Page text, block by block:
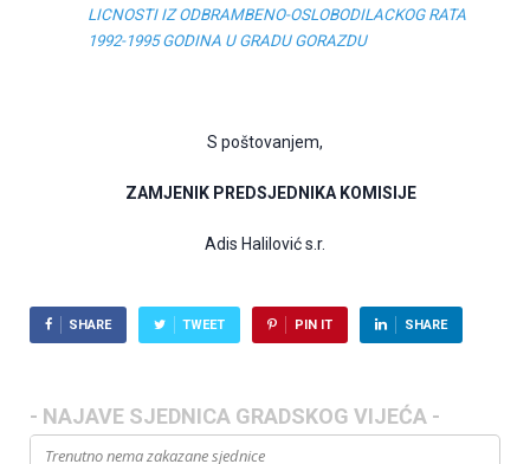
LICNOSTI IZ ODBRAMBENO-OSLOBODILACKOG RATA
1992-1995 GODINA U GRADU GORAZDU
S poštovanjem,
ZAMJENIK PREDSJEDNIKA KOMISIJE
Adis Halilović s.r.
SHARE TWEET PIN IT SHARE
- NAJAVE SJEDNICA GRADSKOG VIJEĆA -
Trenutno nema zakazane sjednice